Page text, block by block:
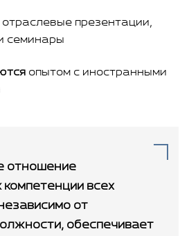
отраслевые презентации,
семинары
опытом с иностранными
отношение
компетенции всех
от
обеспечивает